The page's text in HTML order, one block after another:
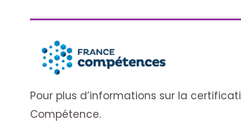
Pour plus d’informations sur la
Compétence.